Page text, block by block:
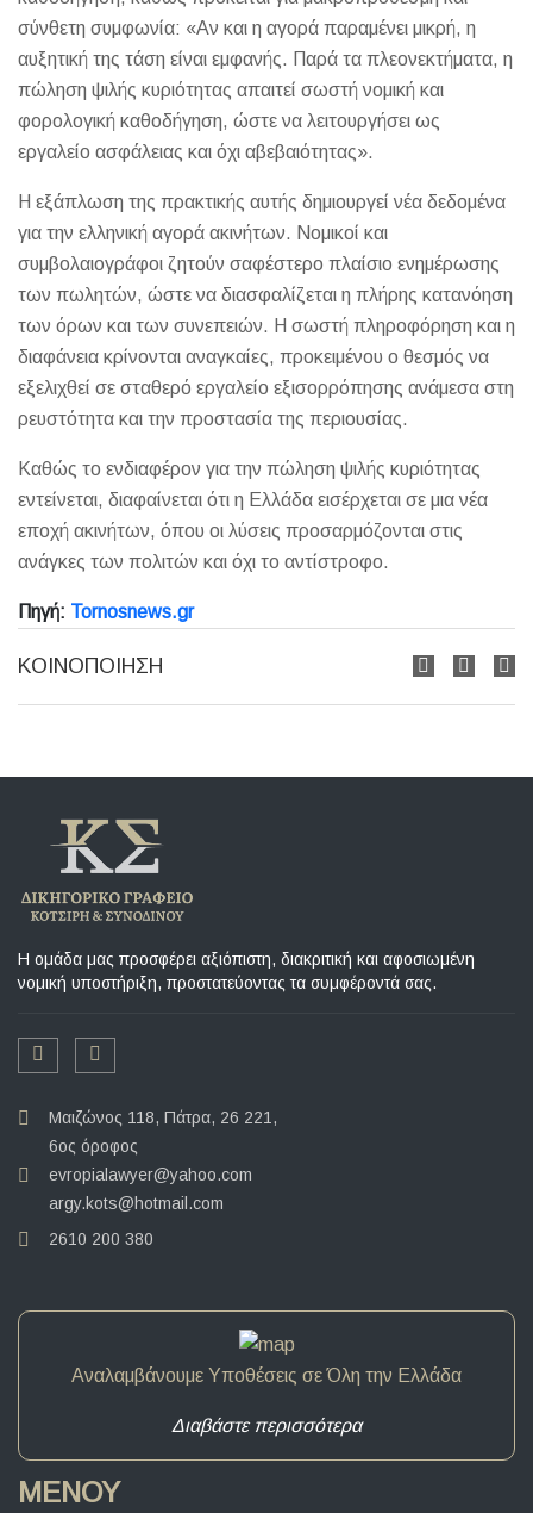
σύνθετη συμφωνία: «Αν και η αγορά παραμένει μικρή, η
αυξητική της τάση είναι εμφανής. Παρά τα πλεονεκτήματα, η
πώληση ψιλής κυριότητας απαιτεί σωστή νομική και
φορολογική καθοδήγηση, ώστε να λειτουργήσει ως
εργαλείο ασφάλειας και όχι αβεβαιότητας».
Η εξάπλωση της πρακτικής αυτής δημιουργεί νέα δεδομένα
για την ελληνική αγορά ακινήτων. Νομικοί και
συμβολαιογράφοι ζητούν σαφέστερο πλαίσιο ενημέρωσης
των πωλητών, ώστε να διασφαλίζεται η πλήρης κατανόηση
των όρων και των συνεπειών. Η σωστή πληροφόρηση και η
διαφάνεια κρίνονται αναγκαίες, προκειμένου ο θεσμός να
εξελιχθεί σε σταθερό εργαλείο εξισορρόπησης ανάμεσα στη
ρευστότητα και την προστασία της περιουσίας.
Καθώς το ενδιαφέρον για την πώληση ψιλής κυριότητας
εντείνεται, διαφαίνεται ότι η Ελλάδα εισέρχεται σε μια νέα
εποχή ακινήτων, όπου οι λύσεις προσαρμόζονται στις
ανάγκες των πολιτών και όχι το αντίστροφο.
Πηγή: Tornosnews.gr
ΚΟΙΝΟΠΟΊΗΣΗ
Η ομάδα μας προσφέρει αξιόπιστη, διακριτική και αφοσιωμένη
νομική υποστήριξη, προστατεύοντας τα συμφέροντά σας.
Μαιζώνος 118, Πάτρα, 26 221,
6ος όροφος
evropialawyer@yahoo.com
argy.kots@hotmail.com
2610 200 380
Αναλαμβάνουμε Υποθέσεις σε Όλη την Ελλάδα
Διαβάστε περισσότερα
ΜΕΝΟΥ